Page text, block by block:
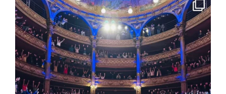
16 concerts scolaires, 3 tout public, 3620 ...